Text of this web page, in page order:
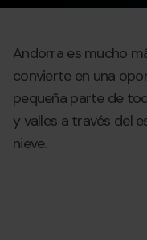
Andorra es mucho
convierte en una
pequeña parte de
y valles a través del
nieve.